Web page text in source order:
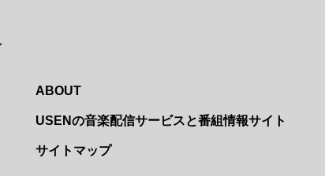
ABOUT
USENの音楽配信サービスと番組情報サイト
サイトマップ